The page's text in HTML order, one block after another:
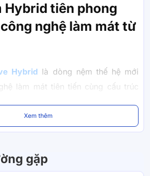
Hybrid tiên phong
nghệ làm mát từ
Hybrid là dòng nệm thế hệ mới
làm mát tiên tiến cùng cấu trúc
lượng hiệu quả cho người dùng
giác êm ái và dễ chịu khi nằm,
được thiết kế để hỗ trợ cơ thể thư
Xem thêm
gặp